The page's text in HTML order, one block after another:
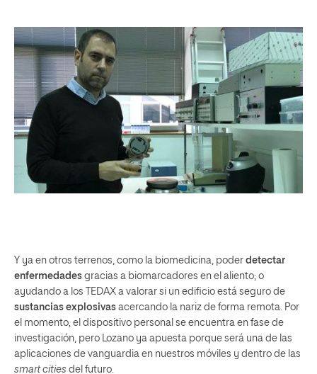
Y ya en otros terrenos, como la biomedicina, poder detectar
enfermedades gracias a biomarcadores en el aliento; o
ayudando a los TEDAX a valorar si un edificio está seguro de
sustancias explosivas acercando la nariz de forma remota. Por
el momento, el dispositivo personal se encuentra en fase de
investigación, pero Lozano ya apuesta porque será una de las
aplicaciones de vanguardia en nuestros móviles y dentro de las
smart cities del futuro.